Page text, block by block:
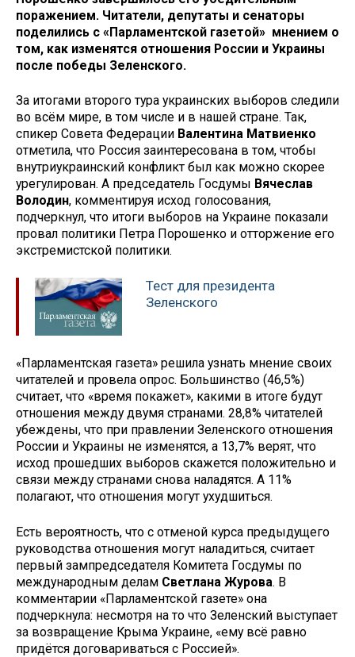
поражением. Читатели, депутаты и сенаторы
поделились с «Парламентской газетой» мнением о
том, как изменятся отношения России и Украины
после победы Зеленского.
За итогами второго тура украинских выборов следили
во всём мире, в том числе и в нашей стране. Так,
спикер Совета Федерации Валентина Матвиенко
отметила, что Россия заинтересована в том, чтобы
внутриукраинский конфликт был как можно скорее
урегулирован. А председатель Госдумы Вячеслав
Володин, комментируя исход голосования,
подчеркнул, что итоги выборов на Украине показали
провал политики Петра Порошенко и отторжение его
экстремистской политики.
Тест для президента
Зеленского
«Парламентская газета» решила узнать мнение своих
читателей и провела опрос. Большинство (46,5%)
считает, что «время покажет», какими в итоге будут
отношения между двумя странами. 28,8% читателей
убеждены, что при правлении Зеленского отношения
России и Украины не изменятся, а 13,7% верят, что
исход прошедших выборов скажется положительно и
связи между странами снова наладятся. А 11%
полагают, что отношения могут ухудшиться.
Есть вероятность, что с отменой курса предыдущего
руководства отношения могут наладиться, считает
первый зампредседателя Комитета Госдумы по
международным делам Светлана Журова. В
комментарии «Парламентской газете» она
подчеркнула: несмотря на то что Зеленский выступает
за возвращение Крыма Украине, «ему всё равно
придётся договариваться с Россией».